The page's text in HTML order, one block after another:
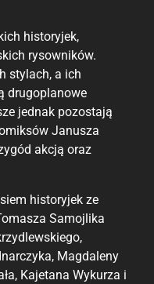
historyjek,
rysowników.
stylach, a ich
drugoplanowe
jednak pozostają
Janusza
akcją oraz
historyjek ze
Samojlika
Magdaleny
Kajetana Wykurza i